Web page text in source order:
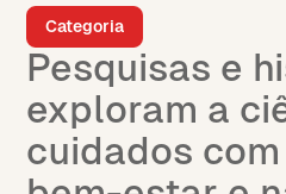
Categoria
Pesquisas e
exploram a
cuidados